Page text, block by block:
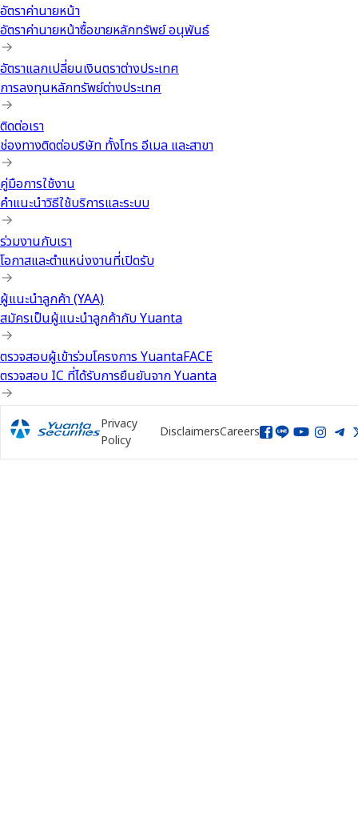
อัตราค่านายหน้า
อัตราค่านายหน้าซื้อขายหลักทรัพย์ อนุพันธ์
อัตราแลกเปลี่ยนเงินตราต่างประเทศ
การลงทุนหลักทรัพย์ต่างประเทศ
ติดต่อเรา
ช่องทางติดต่อบริษัท ทั้งโทร อีเมล และสาขา
คู่มือการใช้งาน
คำแนะนำวิธีใช้บริการและระบบ
ร่วมงานกับเรา
โอกาสและตำแหน่งงานที่เปิดรับ
ผู้แนะนำลูกค้า (YAA)
สมัครเป็นผู้แนะนำลูกค้ากับ Yuanta
ตรวจสอบผู้เข้าร่วมโครงการ YuantaFACE
ตรวจสอบ IC ที่ได้รับการยืนยันจาก Yuanta
Privacy
Policy
DisclaimersCareers